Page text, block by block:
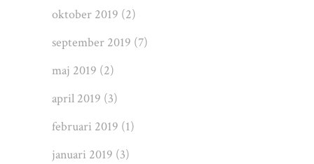
oktober 2019 (2)
september 2019 (7)
maj 2019 (2)
april 2019 (3)
februari 2019 (1)
januari 2019 (3)